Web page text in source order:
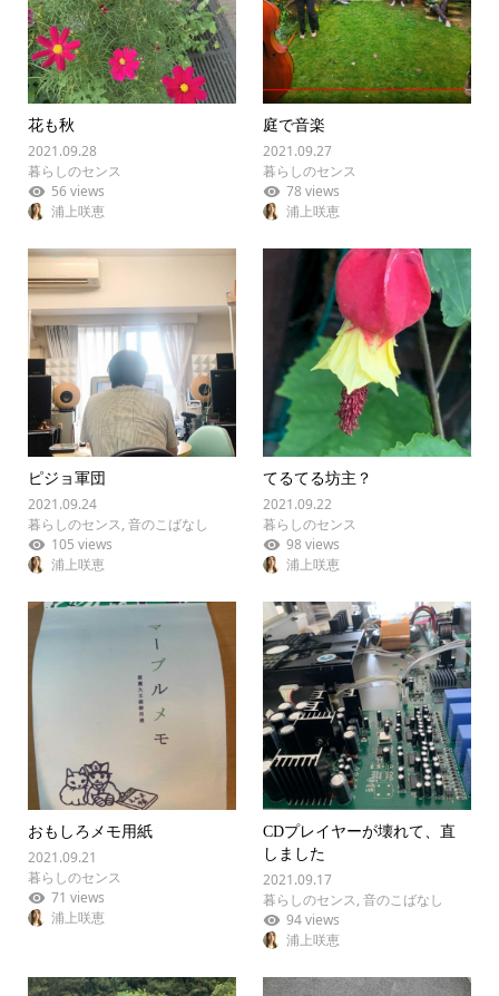
花も秋
2021.09.28
暮らしのセンス
56 views
浦上咲恵
庭で音楽
2021.09.27
暮らしのセンス
78 views
浦上咲恵
ピジョ軍団
2021.09.24
暮らしのセンス, 音のこばなし
105 views
浦上咲恵
てるてる坊主？
2021.09.22
暮らしのセンス
98 views
浦上咲恵
おもしろメモ用紙
2021.09.21
暮らしのセンス
71 views
浦上咲恵
CDプレイヤーが壊れて、直
しました
2021.09.17
暮らしのセンス,音のこばなし
94 views
浦上咲恵